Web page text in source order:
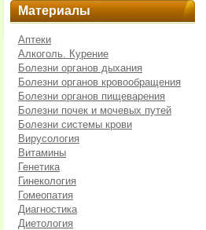
Материалы
Аптеки
Алкоголь. Курение
Болезни органов дыхания
Болезни органов кровообращения
Болезни органов пищеварения
Болезни почек и мочевых путей
Болезни системы крови
Вирусология
Витамины
Генетика
Гинекология
Гомеопатия
Диагностика
Диетология